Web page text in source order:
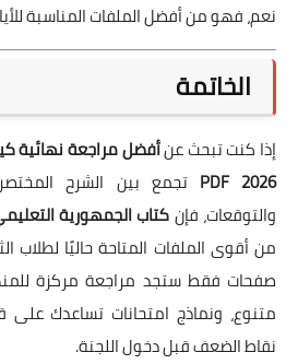
نعم، فهو من أفضل الملفات المناسبة
الخاتمة
إذا كنت تبحث عنأفضل مراجعة نهائية
2026 PDF
تجمع بين الشرح المختصر
والتوقعات، فإنكتاب الجمهورية
صفحات فقط ستجد مراجعة مركزة
متنوع، ونماذج امتحانات تساعدك
نقاط الضعف قبل دخول اللجنة.